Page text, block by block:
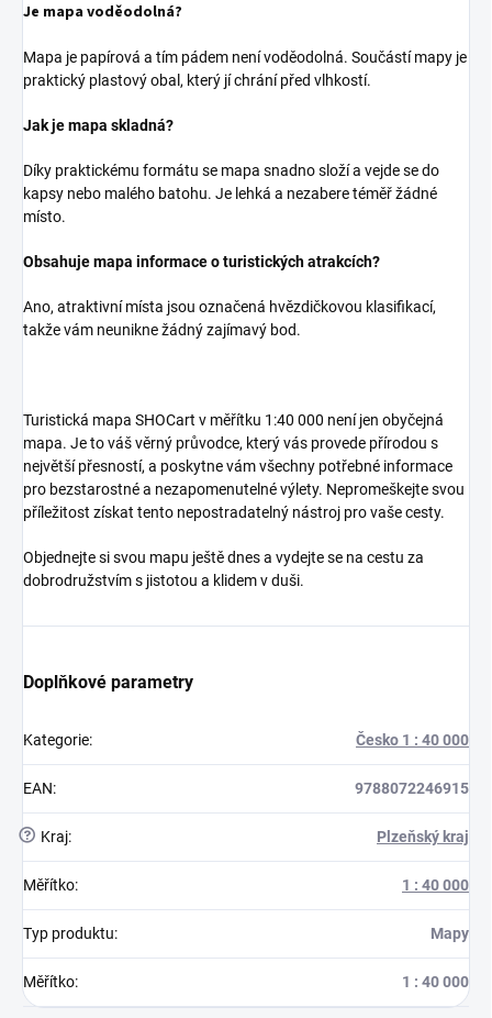
Je mapa voděodolná?
Mapa je papírová a tím pádem není voděodolná. Součástí mapy je
praktický plastový obal, který jí chrání před vlhkostí.
Jak je mapa skladná?
Díky praktickému formátu se mapa snadno složí a vejde se do
kapsy nebo malého batohu. Je lehká a nezabere téměř žádné
místo.
Obsahuje mapa informace o turistických atrakcích?
Ano, atraktivní místa jsou označená hvězdičkovou klasifikací,
takže vám neunikne žádný zajímavý bod.
Turistická mapa SHOCart v měřítku 1:40 000 není jen obyčejná
mapa. Je to váš věrný průvodce, který vás provede přírodou s
největší přesností, a poskytne vám všechny potřebné informace
pro bezstarostné a nezapomenutelné výlety. Nepromeškejte svou
příležitost získat tento nepostradatelný nástroj pro vaše cesty.
Objednejte si svou mapu ještě dnes a vydejte se na cestu za
dobrodružstvím s jistotou a klidem v duši.
Doplňkové parametry
Kategorie: Česko 1 : 40 000
EAN: 9788072246915
? Kraj: Plzeňský kraj
Měřítko: 1 : 40 000
Typ produktu: Mapy
Měřítko: 1 : 40 000